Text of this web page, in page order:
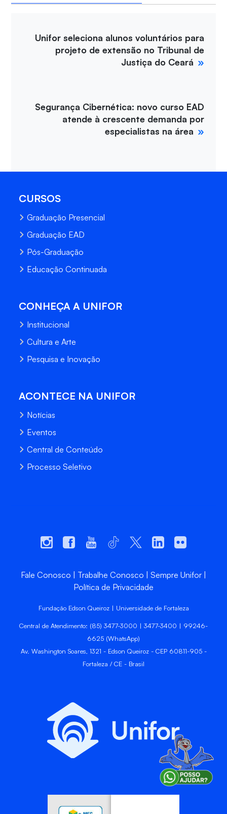
Unifor seleciona alunos voluntários para
projeto de extensão no Tribunal de
Justiça do Ceará
Segurança Cibernética: novo curso EAD
atende à crescente demanda por
especialistas na área
CURSOS
Graduação Presencial
Graduação EAD
Pós-Graduação
Educação Continuada
CONHEÇA A UNIFOR
Institucional
Cultura e Arte
Pesquisa e Inovação
ACONTECE NA UNIFOR
Notícias
Eventos
Central de Conteúdo
Processo Seletivo
Fale Conosco Trabalhe Conosco
Sempre Unifor
Política de Privacidade
Fundação Edson Queiroz | Universidade de Fortaleza
Central de Atendimento: (85) 3477-3000 | 3477-3400 | 99246-
6625 (WhatsApp)
Av. Washington Soares, 1321 - Edson Queiroz - CEP 60811-905 -
Fortaleza / CE - Brasil